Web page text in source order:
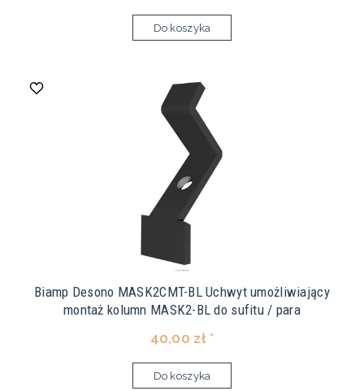
Do koszyka
Biamp Desono MASK2CMT-BL Uchwyt umożliwiający
montaż kolumn MASK2-BL do sufitu / para
40,00 zł *
Do koszyka